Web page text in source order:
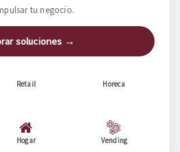
tu negocio.
soluciones →
Retail Horeca
Hogar Vending